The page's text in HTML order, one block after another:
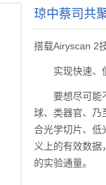
琼中蔡司共
搭载Airyscan 2
实现快速、低
要想尽可能不
球、类器官、乃
合光学切片、低
义上的有效数据
的实验通量。